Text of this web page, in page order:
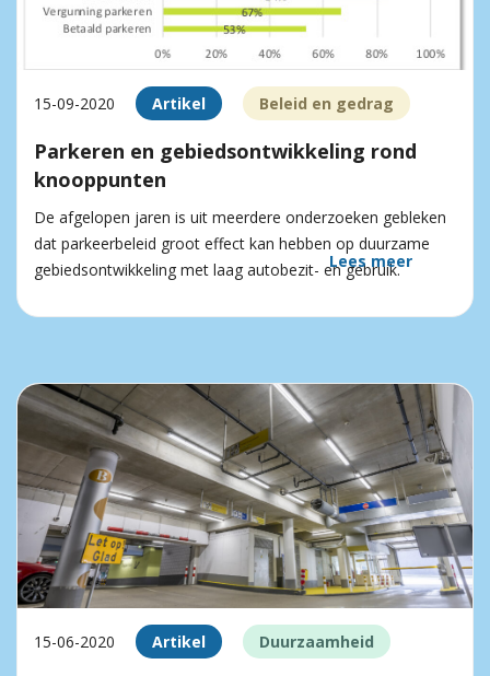
15-09-2020 Artikel Beleid en gedrag
Parkeren en gebiedsontwikkeling rond
knooppunten
De afgelopen jaren is uit meerdere onderzoeken gebleken
dat parkeerbeleid groot effect kan hebben op duurzame
gebiedsontwikkeling met laag autobezit- en gebruik.
Lees meer
15-06-2020 Artikel Duurzaamheid